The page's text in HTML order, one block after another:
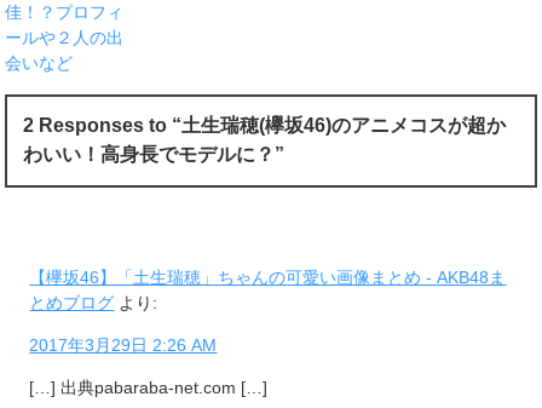
佳！？プロフィ
ールや２人の出
会いなど
2 Responses to “土生瑞穂(欅坂46)のアニメコスが超か
わいい！高身長でモデルに？”
【欅坂46】「土生瑞穂」ちゃんの可愛い画像まとめ - AKB48ま
とめブログ より:
2017年3月29日 2:26 AM
[…] 出典pabaraba-net.com […]